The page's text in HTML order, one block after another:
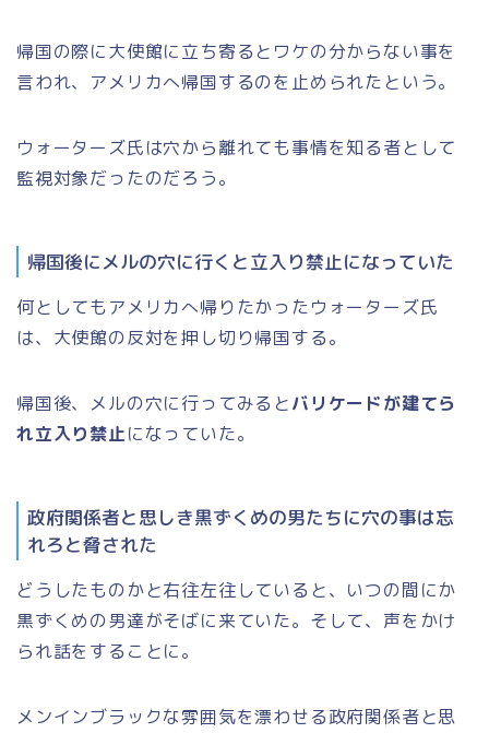
帰国の際に大使館に立ち寄るとワケの分からない事を
言われ、アメリカへ帰国するのを止められたという。
ウォーターズ氏は穴から離れても事情を知る者として
監視対象だったのだろう。
帰国後にメルの穴に行くと立入り禁止になっていた
何としてもアメリカへ帰りたかったウォーターズ氏
は、大使館の反対を押し切り帰国する。
帰国後、メルの穴に行ってみるとバリケードが建てら
れ立入り禁止になっていた。
政府関係者と思しき黒ずくめの男たちに穴の事は忘
れろと脅された
どうしたものかと右往左往していると、いつの間にか
黒ずくめの男達がそばに来ていた。そして、声をかけ
られ話をすることに。
メンインブラックな雰囲気を漂わせる政府関係者と思